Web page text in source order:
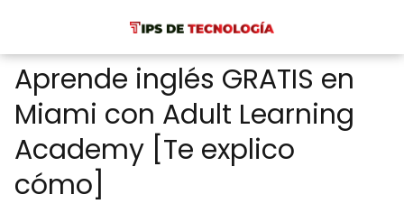
Aprende inglés GRATIS en
Miami con Adult Learning
Academy [Te explico
cómo]